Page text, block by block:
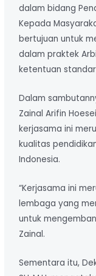
dalam bidang
Kepada
bertujuan untuk
dalam praktek
ketentuan
Dalam
Zainal Arifin
kerjasama ini
kualitas
Indonesia.
“Kerjasama ini
lembaga yang
untuk
Zainal.
Sementara itu,